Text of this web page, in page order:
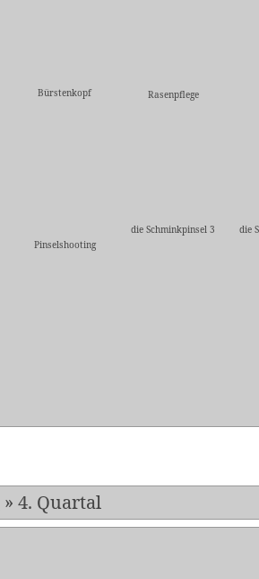
Bürstenkopf
Rasenpflege
Pinselshooting
die Schminkpinsel 3 die
» 4. Quartal